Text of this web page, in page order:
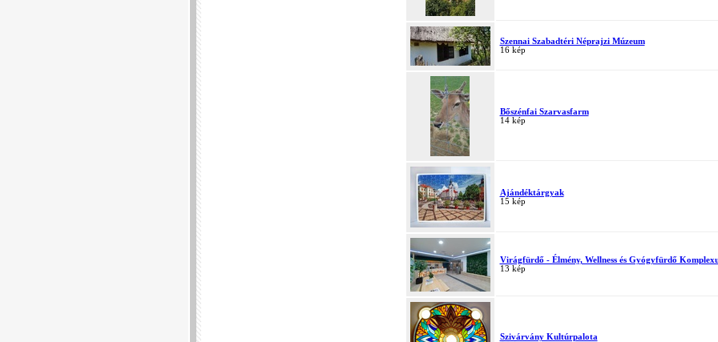
Szennai Szabadtéri Néprajzi Múzeum
16 kép
Bőszénfai Szarvasfarm
14 kép
Ajándéktárgyak
15 kép
Virágfürdő - Élmény, Wellness és Gyógyfürdő
13 kép
Szivárvány Kultúrpalota